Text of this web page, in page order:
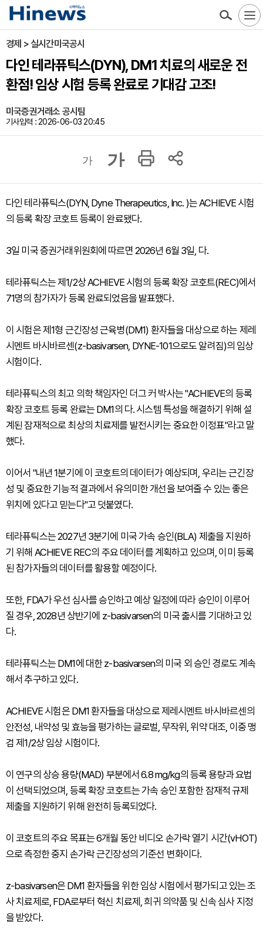
경제 > 실시간미국공시
다인 테라퓨틱스(DYN), DM1 치료의 새로운 전
환점! 임상 시험 등록 완료로 기대감 고조!
미국증권거래소 공시팀
기사입력 : 2026-06-03 20:45
가 가
다인 테라퓨틱스(DYN, Dyne Therapeutics, Inc. )는 ACHIEVE 시험
의 등록 확장 코호트 등록이 완료됐다.
3일 미국 증권거래위원회에 따르면 2026년 6월 3일, 다.
테라퓨틱스는 제1/2상 ACHIEVE 시험의 등록 확장 코호트(REC)에서
71명의 참가자가 등록 완료되었음을 발표했다.
이 시험은 제1형 근긴장성 근육병(DM1) 환자들을 대상으로 하는 제레
시멘트 바시바르센(z-basivarsen, DYNE-101으로도 알려짐)의 임상
시험이다.
테라퓨틱스의 최고 의학 책임자인 더그 커 박사는 "ACHIEVE의 등록
확장 코호트 등록 완료는 DM1의 다. 시스템 특성을 해결하기 위해 설
계된 잠재적으로 최상의 치료제를 발전시키는 중요한 이정표"라고 말
했다.
이어서 "내년 1분기에 이 코호트의 데이터가 예상되며, 우리는 근긴장
성 및 중요한 기능적 결과에서 유의미한 개선을 보여줄 수 있는 좋은
위치에 있다고 믿는다"고 덧붙였다.
테라퓨틱스는 2027년 3분기에 미국 가속 승인(BLA) 제출을 지원하
기 위해 ACHIEVE REC의 주요 데이터를 계획하고 있으며, 이미 등록
된 참가자들의 데이터를 활용할 예정이다.
또한, FDA가 우선 심사를 승인하고 예상 일정에 따라 승인이 이루어
질 경우, 2028년 상반기에 z-basivarsen의 미국 출시를 기대하고 있
다.
테라퓨틱스는 DM1에 대한 z-basivarsen의 미국 외 승인 경로도 계속
해서 추구하고 있다.
ACHIEVE 시험은 DM1 환자들을 대상으로 제레시멘트 바시바르센의
안전성, 내약성 및 효능을 평가하는 글로벌, 무작위, 위약 대조, 이중 맹
검 제1/2상 임상 시험이다.
이 연구의 상승 용량(MAD) 부분에서 6.8 mg/kg의 등록 용량과 요법
이 선택되었으며, 등록 확장 코호트는 가속 승인 포함한 잠재적 규제
제출을 지원하기 위해 완전히 등록되었다.
이 코호트의 주요 목표는 6개월 동안 비디오 손가락 열기 시간(vHOT)
으로 측정한 중지 손가락 근긴장성의 기준선 변화이다.
z-basivarsen은 DM1 환자들을 위한 임상 시험에서 평가되고 있는 조
사 치료제로, FDA로부터 혁신 치료제, 희귀 의약품 및 신속 심사 지정
을 받았다.